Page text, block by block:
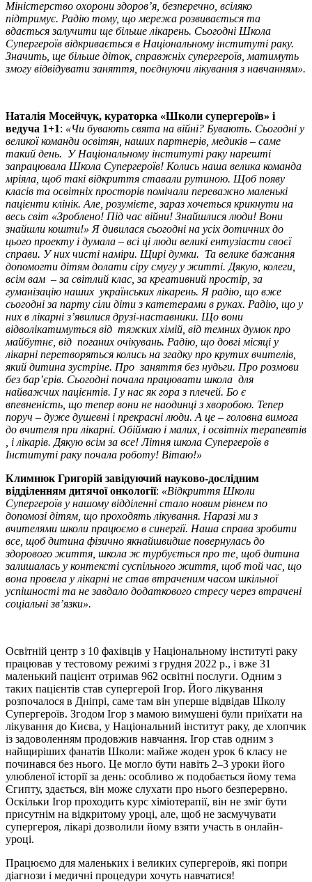
Міністерство охорони здоров’я, безперечно, всіляко
підтримує. Радію тому, що мережа розвивається та
вдається залучити ще більше лікарень. Сьогодні Школа
Супергероїв відкривається в Національному інституті раку.
Значить, ще більше діток, справжніх супергероїв, матимуть
змогу відвідувати заняття, поєднуючи лікування з навчанням».
Наталія Мосейчук, кураторка «Школи супергероїв» і
ведуча 1+1: «Чи бувають свята на війні? Бувають. Сьогодні у
великої команди освітян, наших партнерів, медиків – саме
такий день. У Національному інституті раку нарешті
запрацювала Школа Супергероїв! Колись наша велика команда
мріяла, щоб такі відкриття ставали рутиною. Щоб появу
класів та освітніх просторів помічали переважно маленькі
пацієнти клінік. Але, розумієте, зараз хочеться крикнути на
весь світ «Зроблено! Під час війни! Знайшлися люди! Вони
знайшли кошти!» Я дивилася сьогодні на усіх дотичних до
цього проекту і думала – всі ці люди великі ентузіасти своєї
справи. У них чисті наміри. Щирі думки. Та велике бажання
допомогти дітям долати сіру смугу у житті. Дякую, колеги,
всім вам – за світлий клас, за креативний простір, за
гуманізацію наших українських лікарень. Я радію, що вже
сьогодні за парту сіли діти з катетерами в руках. Радію, що у
них в лікарні з’явилися друзі-наставники. Що вони
відволікатимуться від тяжких хімій, від темних думок про
майбутнє, від поганих очікувань. Радію, що довгі місяці у
лікарні перетворяться колись на згадку про крутих вчителів,
який дитина зустріне. Про заняття без нудьги. Про розмови
без бар’єрів. Сьогодні почала працювати школа для
найважчих пацієнтів. І у нас як гора з плечей. Бо є
впевненість, що тепер вони не наодинці з хворобою. Тепер
поруч – дуже душевні і прекрасні люди. А це – головна вимога
до вчителя при лікарні. Обіймаю і малих, і освітніх терапевтів
, і лікарів. Дякую всім за все! Літня школа Супергероїв в
Інституті раку почала роботу! Вітаю!»
Климнюк Григорій завідуючий науково-дослідним
відділенням дитячої онкології: «Відкриття Школи
Супергероїв у нашому відділенні стало новим рівнем по
допомозі дітям, що проходять лікування. Наразі ми з
вчителями школи працюємо в синергії. Наша справа зробити
все, щоб дитина фізично якнайшвидше повернулась до
здорового життя, школа ж турбується про те, щоб дитина
залишалась у контексті суспільного життя, щоб той час, що
вона провела у лікарні не став втраченим часом шкільної
успішності та не завдало додаткового стресу через втрачені
соціальні зв’язки».
Освітній центр з 10 фахівців у Національному інституті раку
працював у тестовому режимі з грудня 2022 р., і вже 31
маленький пацієнт отримав 962 освітні послуги. Одним з
таких пацієнтів став супергерой Ігор. Його лікування
розпочалося в Дніпрі, саме там він уперше відвідав Школу
Супергероїв. Згодом Ігор з мамою вимушені були приїхати на
лікування до Києва, у Національний інститут раку, де хлопчик
із задоволенням продовжив навчання. Ігор став одним з
найщиріших фанатів Школи: майже жоден урок 6 класу не
починався без нього. Це могло бути навіть 2–3 уроки його
улюбленої історії за день: особливо ж подобається йому тема
Єгипту, здається, він може слухати про нього безперервно.
Оскільки Ігор проходить курс хіміотерапії, він не зміг бути
присутнім на відкритому уроці, але, щоб не засмучувати
супергероя, лікарі дозволили йому взяти участь в онлайн-
уроці.
Працюємо для маленьких і великих супергероїв, які попри
діагнози і медичні процедури хочуть навчатися!